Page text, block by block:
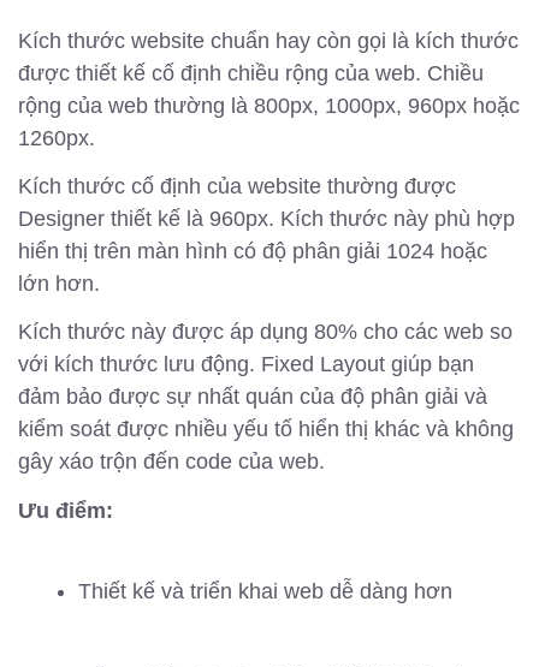
Kích thước website chuẩn hay còn gọi là kích thước
được thiết kế cố định chiều rộng của web. Chiều
rộng của web thường là 800px, 1000px, 960px hoặc
1260px.
Kích thước cố định của website thường được
Designer thiết kế là 960px. Kích thước này phù hợp
hiển thị trên màn hình có độ phân giải 1024 hoặc
lớn hơn.
Kích thước này được áp dụng 80% cho các web so
với kích thước lưu động. Fixed Layout giúp bạn
đảm bảo được sự nhất quán của độ phân giải và
kiểm soát được nhiều yếu tố hiển thị khác và không
gây xáo trộn đến code của web.
Ưu điểm:
Thiết kế và triển khai web dễ dàng hơn